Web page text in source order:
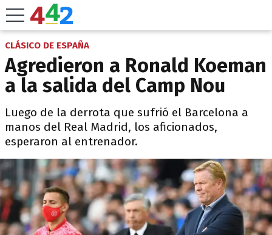
CLÁSICO DE ESPAÑA
Agredieron a Ronald Koeman
a la salida del Camp Nou
Luego de la derrota que sufrió el Barcelona a
manos del Real Madrid, los aficionados,
esperaron al entrenador.